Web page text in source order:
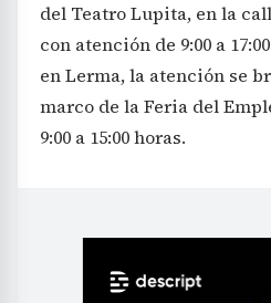
del Teatro Lupita, en la
con atención de 9:00 a
en Lerma, la atención se
marco de la Feria del
9:00 a 15:00 horas.